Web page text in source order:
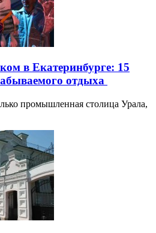
в Екатеринбурге: 15
отдыха
промышленная столица Урала,